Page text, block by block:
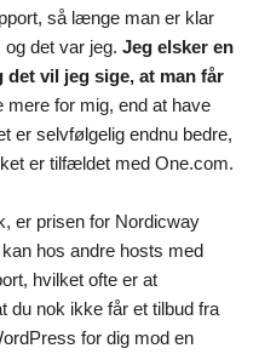
så længe man er klar
det var jeg. Jeg elsker en
vil jeg sige, at man får
mere for mig, end at have
er selvfølgelig endnu bedre,
er tilfældet med One.com.
er prisen for Nordicway
hos andre hosts med
hvilket ofte er at
nok ikke får et tilbud fra
for dig mod en